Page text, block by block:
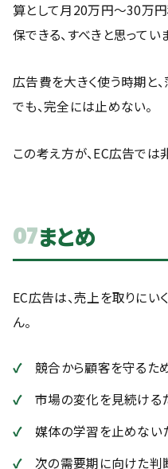
算として月20万円〜30万円
保できる、すべきと思ってい
広告費を大きく使う時期と
でも、完全には止めない。
この考え方が、EC広告では
07まとめ
EC広告は、売上を取りに
ん。
競合から顧客を守るた
市場の変化を見続ける
媒体の学習を止めない
次の需要期に向けた判